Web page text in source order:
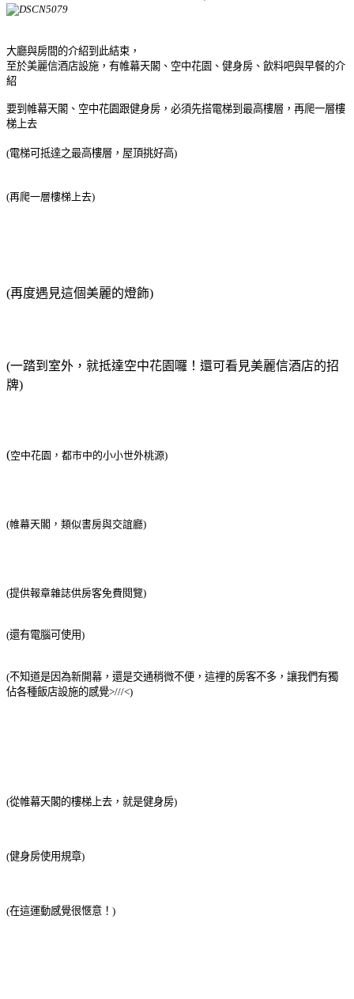
大廳與房間的介紹到此結束，
至於美麗信酒店設施，有帷幕天閣、空中花園、健身房、飲料吧與早餐的介
紹
要到帷幕天閣、空中花園跟健身房，必須先搭電梯到最高樓層，再爬一層樓
梯上去
(電梯可抵達之最高樓層，屋頂挑好高)
(再爬一層樓梯上去)
(再度遇見這個美麗的燈飾)
(一踏到室外，就抵達空中花園囉！還可看見美麗信酒店的招
牌)
(空中花園，都市中的小小世外桃源)
(帷幕天閣，類似書房與交誼廳)
(提供報章雜誌供房客免費閱覽)
(還有電腦可使用)
(不知道是因為新開幕，還是交通稍微不便，這裡的房客不多，讓我們有獨
佔各種飯店設施的感覺>///<)
(從帷幕天閣的樓梯上去，就是健身房)
(健身房使用規章)
(在這運動感覺很愜意！)